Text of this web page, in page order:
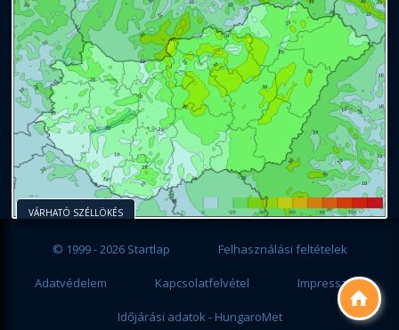

VÁRHATÓ SZÉLLÖKÉS
© 1999 - 2026 Startlap Felhasználási feltételek
Adatvédelem Kapcsolatfelvétel Impresszum
Időjárási adatok - HungaroMet